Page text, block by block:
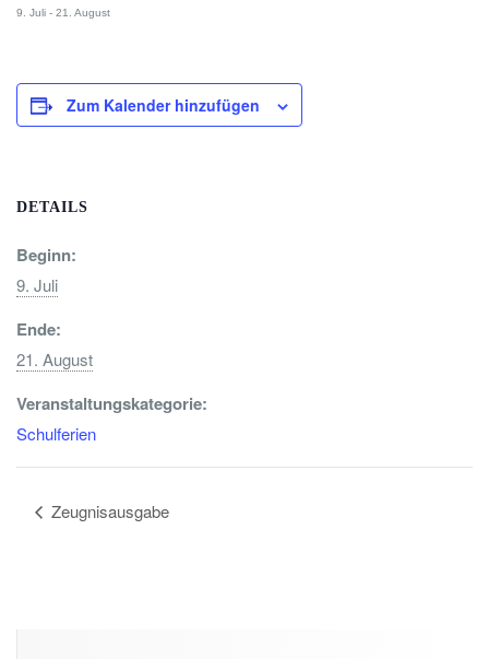
9. Juli - 21. August
Zum Kalender hinzufügen
DETAILS
Beginn:
9. Juli
Ende:
21. August
Veranstaltungskategorie:
Schulferien
Zeugnisausgabe